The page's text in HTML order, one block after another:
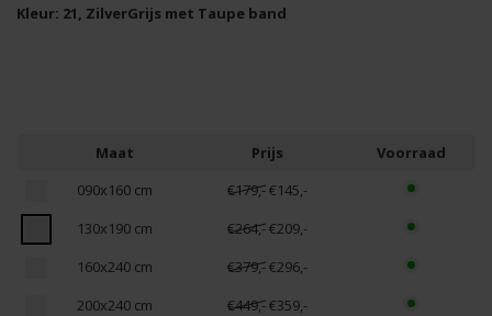
Kleur: 21, ZilverGrijs met Taupe band
Maat Prijs
Voorraad
090x160 cm
€179,-€145,-
130x190 cm
€264,-€209,-
160x240 cm
€379,-€296,-
200x240 cm
€449,-€359,-